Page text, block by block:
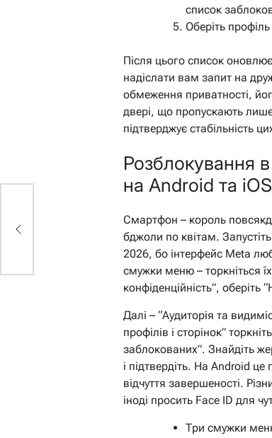
список
Оберіть профіль
Після цього список
надіслати вам запит на
обмеження приватності,
двері, що пропускають
підтверджує стабільність
Розблокування
на Android та iOS
Смартфон – король
бджоли по квітам.
2026, бо інтерфейс Meta
смужки меню – торкніться
конфіденційність”, оберіть
Далі – “Аудиторія та
профілів і сторінок”
заблокованих”. Знайдіть
і підтвердіть. На Android
відчуття завершеності.
іноді просить Face ID для
Три смужки